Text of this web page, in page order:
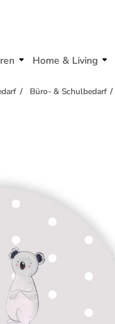
Home & Living
Büro- & Schulbedarf